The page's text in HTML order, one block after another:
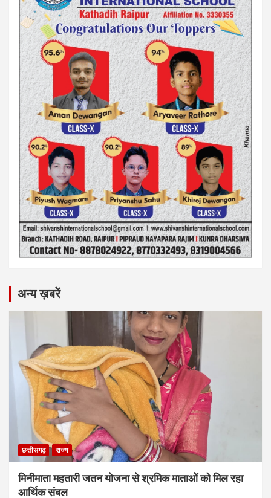
अन्य ख़बरें
छत्तीसगढ़ राज्य
मिनीमाता महतारी जतन योजना से श्रमिक माताओं को मिल रहा
आर्थिक संबल